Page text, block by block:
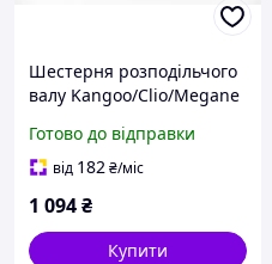
Шестерня розподільчого
валу Kangoo/Clio/Megane
Готово до відправки
від 182₴/міс
1 094₴
Купити